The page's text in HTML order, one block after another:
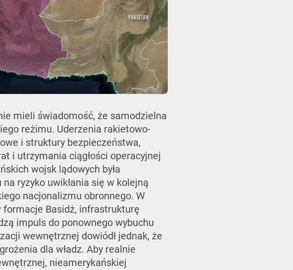
mieli świadomość, że samodzielna
reżimu. Uderzenia rakietowo-
i struktury bezpieczeństwa,
i utrzymania ciągłości operacyjnej
wojsk lądowych była
ryzyko uwikłania się w kolejną
nacjonalizmu obronnego. W
formacje Basidż, infrastrukturę
impuls do ponownego wybuchu
wewnętrznej dowiódł jednak, że
dla władz. Aby realnie
nieamerykańskiej